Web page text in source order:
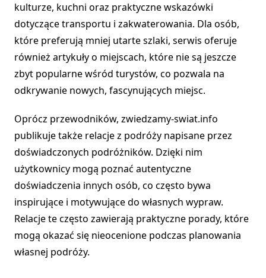
kulturze, kuchni oraz praktyczne wskazówki
dotyczące transportu i zakwaterowania. Dla osób,
które preferują mniej utarte szlaki, serwis oferuje
również artykuły o miejscach, które nie są jeszcze
zbyt popularne wśród turystów, co pozwala na
odkrywanie nowych, fascynujących miejsc.
Oprócz przewodników, zwiedzamy-swiat.info
publikuje także relacje z podróży napisane przez
doświadczonych podróżników. Dzięki nim
użytkownicy mogą poznać autentyczne
doświadczenia innych osób, co często bywa
inspirujące i motywujące do własnych wypraw.
Relacje te często zawierają praktyczne porady, które
mogą okazać się nieocenione podczas planowania
własnej podróży.